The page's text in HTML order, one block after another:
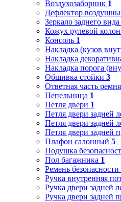
Воздухозаборник 1
Дефлектор
Зеркало заднего вида
Кожух рулевой
Консоль 1
Накладка (кузов
Накладка
Накладка порога
Обшивка стойки 3
Ответная часть
Пепельница 1
Петля двери 1
Петля двери задней
Петля двери задней
Петля двери задней
Плафон салонный 5
Подушка
Пол багажника 1
Ремень безопасности
Ручка внутренняя
Ручка двери задней
Ручка двери задней